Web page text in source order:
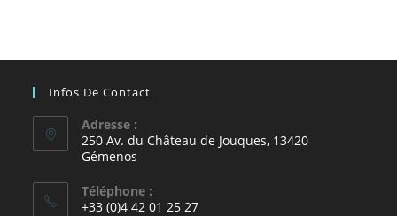
Infos De Contact
Adresse :
250 Av. du Château de Jouques, 13420
Gémenos
Téléphone :
+33 (0)4 42 01 25 27